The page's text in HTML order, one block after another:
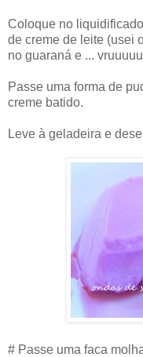
Coloque no
de creme de leite (usei
no guaraná e ...
Passe uma forma de
creme batido.
Leve à geladeira e
# Passe uma faca